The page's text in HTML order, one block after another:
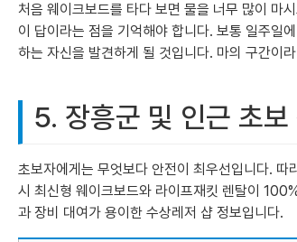
처음 웨이크보드를 타다 보면 물을 너무 많이 마
이 답이라는 점을 기억해야 합니다. 보통 일주일
하는 자신을 발견하게 될 것입니다. 마의 구간이
5. 장흥군 및 인근 초
초보자에게는 무엇보다 안전이 최우선입니다.
시 최신형 웨이크보드와 라이프재킷 렌탈이
과 장비 대여가 용이한 수상레저 샵 정보입니다.